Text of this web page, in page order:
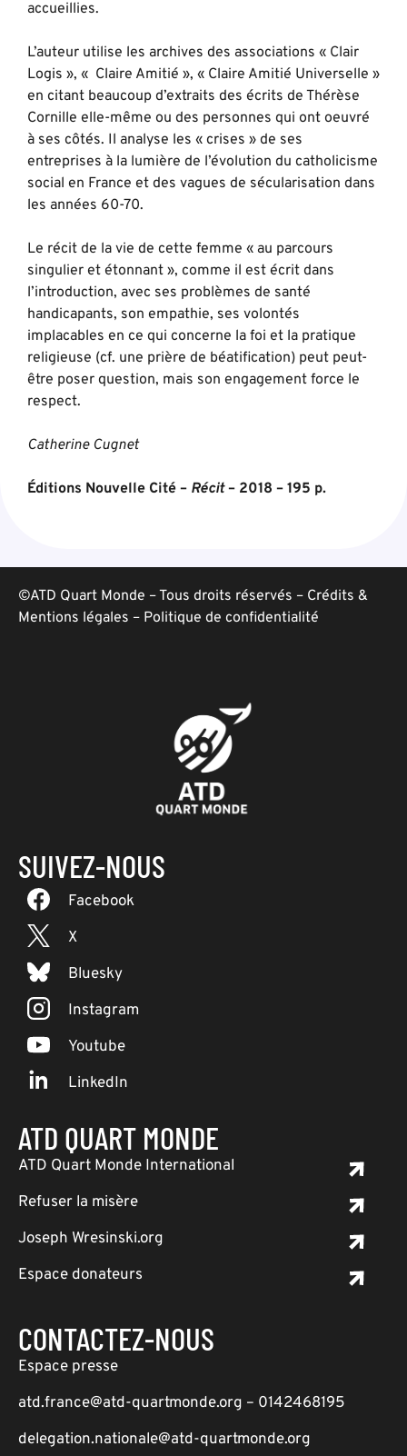
accueillies.
L’auteur utilise les archives des associations « Clair
Logis », « Claire Amitié », « Claire Amitié Universelle »
en citant beaucoup d’extraits des écrits de Thérèse
Cornille elle-même ou des personnes qui ont oeuvré
à ses côtés. Il analyse les « crises » de ses
entreprises à la lumière de l’évolution du catholicisme
social en France et des vagues de sécularisation dans
les années 60-70.
Le récit de la vie de cette femme « au parcours
singulier et étonnant », comme il est écrit dans
l’introduction, avec ses problèmes de santé
handicapants, son empathie, ses volontés
implacables en ce qui concerne la foi et la pratique
religieuse (cf. une prière de béatification) peut peut-
être poser question, mais son engagement force le
respect.
Catherine Cugnet
Éditions Nouvelle Cité – Récit– 2018 – 195 p.
©ATD Quart Monde – Tous droits réservés – Crédits &
Mentions légales – Politique de confidentialité
SUIVEZ-NOUS
Facebook
X
Bluesky
Instagram
Youtube
LinkedIn
ATD QUART MONDE
ATD Quart Monde International
Refuser la misère
Joseph Wresinski.org
Espace donateurs
CONTACTEZ-NOUS
Espace presse
atd.france@atd-quartmonde.org – 0142468195
delegation.nationale@atd-quartmonde.org